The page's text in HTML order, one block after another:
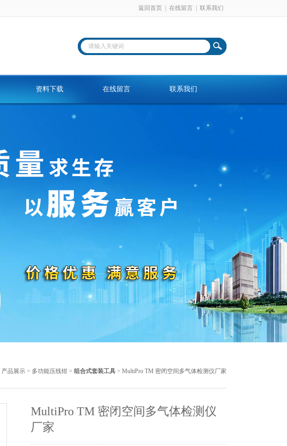
返回首页 在线留言 联系我们
资料下载 在线留言 联系我们
产品展示 > 多功能压线钳 > 组合式套装工具 > MultiPro TM 密闭空间多气体检测仪厂家
MultiPro TM 密闭空间多气体检测仪
厂家